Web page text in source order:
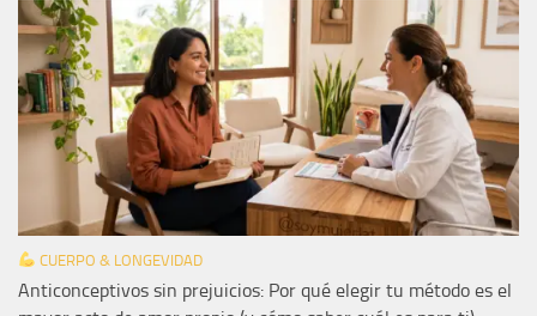
CUERPO & LONGEVIDAD
Anticonceptivos sin prejuicios: Por qué elegir tu método es el